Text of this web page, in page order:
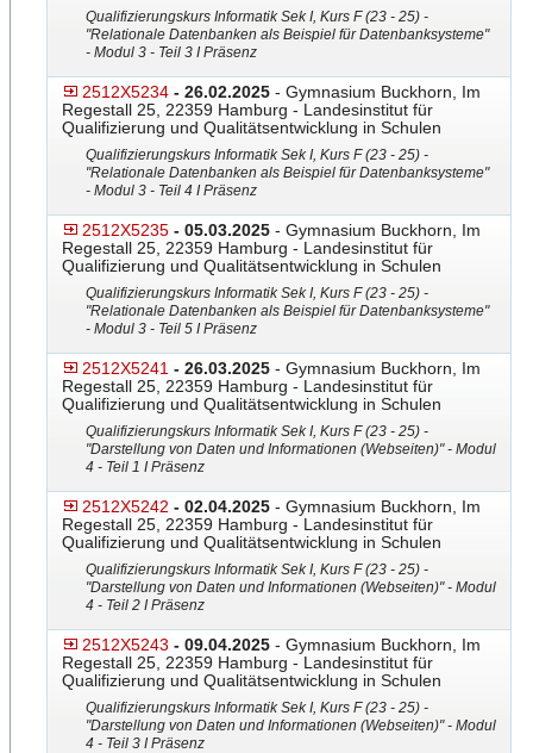
Qualifizierungskurs Informatik Sek I, Kurs F (23 - 25) -
"Relationale Datenbanken als Beispiel für Datenbanksysteme"
- Modul 3 - Teil 3 I Präsenz
2512X5234 - 26.02.2025 - Gymnasium Buckhorn, Im
Regestall 25, 22359 Hamburg - Landesinstitut für
Qualifizierung und Qualitätsentwicklung in Schulen
Qualifizierungskurs Informatik Sek I, Kurs F (23 - 25) -
"Relationale Datenbanken als Beispiel für Datenbanksysteme"
- Modul 3 - Teil 4 I Präsenz
2512X5235 - 05.03.2025 - Gymnasium Buckhorn, Im
Regestall 25, 22359 Hamburg - Landesinstitut für
Qualifizierung und Qualitätsentwicklung in Schulen
Qualifizierungskurs Informatik Sek I, Kurs F (23 - 25) -
"Relationale Datenbanken als Beispiel für Datenbanksysteme"
- Modul 3 - Teil 5 I Präsenz
2512X5241 - 26.03.2025 - Gymnasium Buckhorn, Im
Regestall 25, 22359 Hamburg - Landesinstitut für
Qualifizierung und Qualitätsentwicklung in Schulen
Qualifizierungskurs Informatik Sek I, Kurs F (23 - 25) -
"Darstellung von Daten und Informationen (Webseiten)" - Modul
4 - Teil 1 I Präsenz
2512X5242 - 02.04.2025 - Gymnasium Buckhorn, Im
Regestall 25, 22359 Hamburg - Landesinstitut für
Qualifizierung und Qualitätsentwicklung in Schulen
Qualifizierungskurs Informatik Sek I, Kurs F (23 - 25) -
"Darstellung von Daten und Informationen (Webseiten)" - Modul
4 - Teil 2 I Präsenz
2512X5243 - 09.04.2025 - Gymnasium Buckhorn, Im
Regestall 25, 22359 Hamburg - Landesinstitut für
Qualifizierung und Qualitätsentwicklung in Schulen
Qualifizierungskurs Informatik Sek I, Kurs F (23 - 25) -
"Darstellung von Daten und Informationen (Webseiten)" - Modul
4 - Teil 3 I Präsenz